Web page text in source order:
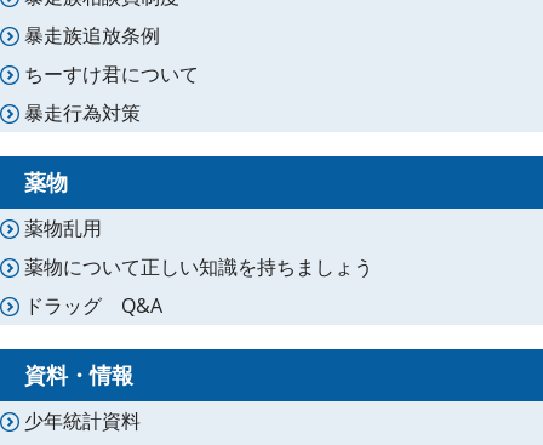
暴走族追放条例
ちーすけ君について
暴走行為対策
薬物
薬物乱用
薬物について正しい知識を持ちましょう
ドラッグ Q&A
資料・情報
少年統計資料